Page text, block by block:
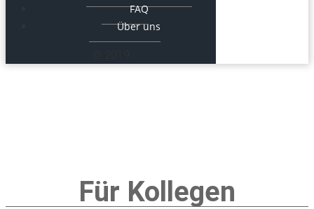
FAQ
Über uns
Für Kollegen